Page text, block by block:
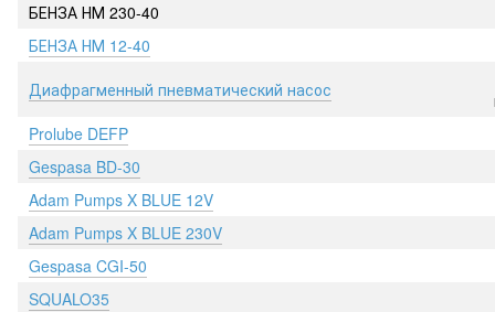
БЕНЗА НМ 230-40
БЕНЗА НМ 12-40
Диафрагменный пневматический насос
Prolube DEFP
Gespasa BD-30
Adam Pumps X BLUE 12V
Adam Pumps X BLUE 230V
Gespasa CGI-50
SQUALO35